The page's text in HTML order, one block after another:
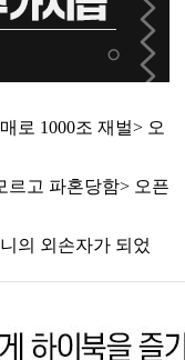
로 1000조 재벌> 오
르고 파혼당함> 오픈
의 외손자가 되었